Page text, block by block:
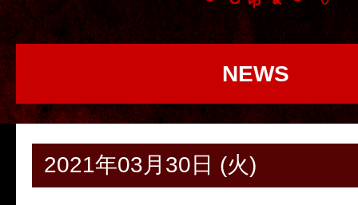
NEWS
2021年03月30日 (火)